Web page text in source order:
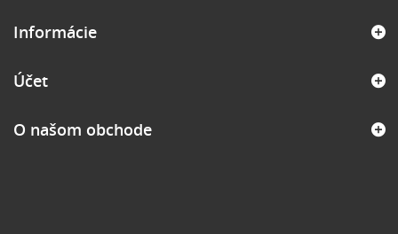
Informácie
Účet
O našom obchode